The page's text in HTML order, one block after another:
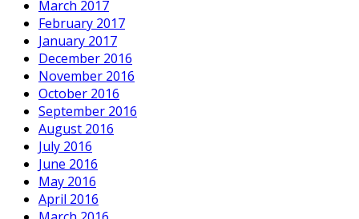
March 2017
February 2017
January 2017
December 2016
November 2016
October 2016
September 2016
August 2016
July 2016
June 2016
May 2016
April 2016